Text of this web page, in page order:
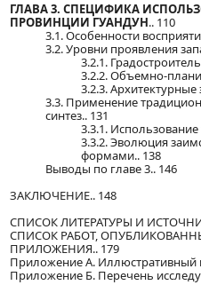
ГЛАВА 3. СПЕЦИФИКА
ПРОВИНЦИИ ГУАНДУН.. 110
3.1. Особенности
3.2. Уровни проявления
3.2.1.
3.2.2. Объемно-
3.2.3.
3.3. Применение
синтез.. 131
3.3.1.
3.3.2. Эволюция
формами.. 138
Выводы по главе 3.. 146
ЗАКЛЮЧЕНИЕ.. 148
СПИСОК ЛИТЕРАТУРЫ И
СПИСОК РАБОТ,
ПРИЛОЖЕНИЯ.. 179
Приложение А. Иллюстративный
Приложение Б. Перечень